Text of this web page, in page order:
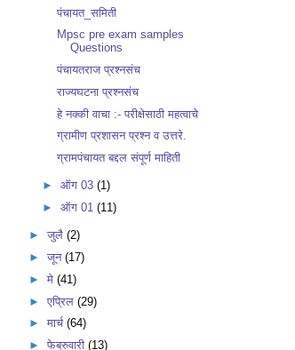
पंचायत_समिती
Mpsc pre exam samples
Questions
पंचायतराज प्रश्नसंच
राज्यघटना प्रश्नसंच
हे नक्की वाचा :- परीक्षेसाठी महत्वाचे
ग्रामीण प्रशासन प्रश्न व उत्तरे.
ग्रामपंचायत बद्दल संपूर्ण माहिती
►ऑग 03(1)
►ऑग 01(11)
► जुलै (2)
► जून (17)
► मे (41)
► एप्रिल (29)
► मार्च (64)
► फेब्रुवारी (13)